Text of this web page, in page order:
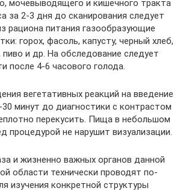
мочевыводящего и кишечного тракта
за 2-3 дня до сканирования следует
рациона питания газообразующие
горох, фасоль, капусту, черный хлеб,
пиво и др. На обследование следует
после 4-6 часового голода.
вегетативных реакций на введение
30 минут до диагностики с контрастом
перекусить. Пища в небольшом
процедурой не нарушит визуализации.
и жизненно важных органов данной
области технически проводят по-
изучения конкретной структуры